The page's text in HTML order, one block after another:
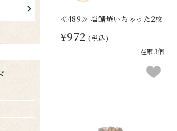
≪489≫ 塩鯖焼いちゃった2枚
¥972 (税込)
在庫 3個